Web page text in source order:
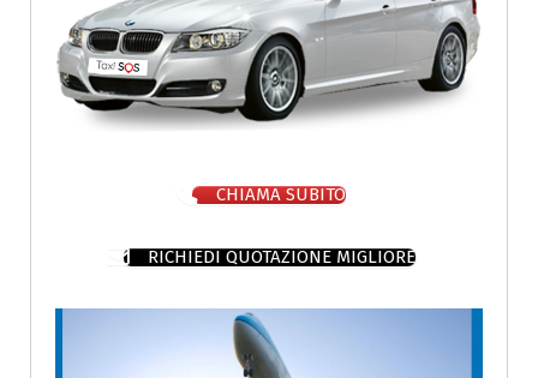
CHIAMA SUBITO
RICHIEDI QUOTAZIONE MIGLIORE